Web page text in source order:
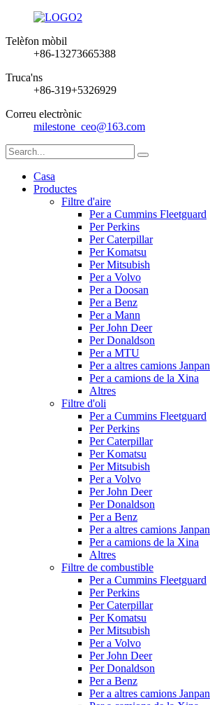
Telèfon mòbil
+86-13273665388
Truca'ns
+86-319+5326929
Correu electrònic
milestone_ceo@163.com
Casa
Productes
Filtre d'aire
Per a Cummins Fleetguard
Per Perkins
Per Caterpillar
Per Komatsu
Per Mitsubish
Per a Volvo
Per a Doosan
Per a Benz
Per a Mann
Per John Deer
Per Donaldson
Per a MTU
Per a altres camions Janpan
Per a camions de la Xina
Altres
Filtre d'oli
Per a Cummins Fleetguard
Per Perkins
Per Caterpillar
Per Komatsu
Per Mitsubish
Per a Volvo
Per John Deer
Per Donaldson
Per a Benz
Per a altres camions Janpan
Per a camions de la Xina
Altres
Filtre de combustible
Per a Cummins Fleetguard
Per Perkins
Per Caterpillar
Per Komatsu
Per Mitsubish
Per a Volvo
Per John Deer
Per Donaldson
Per a Benz
Per a altres camions Janpan